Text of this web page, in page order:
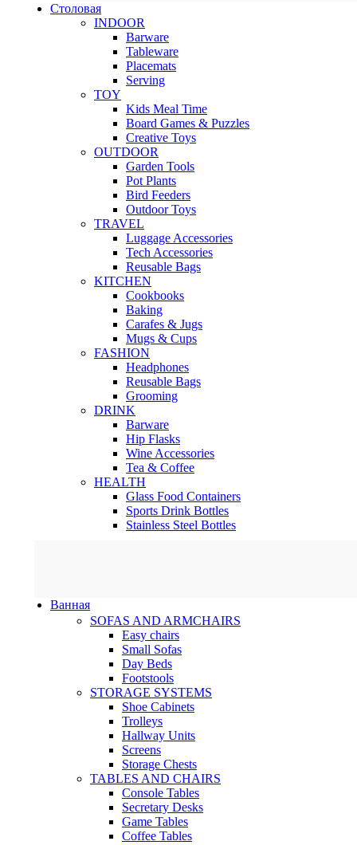
Столовая
INDOOR
Barware
Tableware
Placemats
Serving
TOY
Kids Meal Time
Board Games & Puzzles
Creative Toys
OUTDOOR
Garden Tools
Pot Plants
Bird Feeders
Outdoor Toys
TRAVEL
Luggage Accessories
Tech Accessories
Reusable Bags
KITCHEN
Cookbooks
Baking
Carafes & Jugs
Mugs & Cups
FASHION
Headphones
Reusable Bags
Grooming
DRINK
Barware
Hip Flasks
Wine Accessories
Tea & Coffee
HEALTH
Glass Food Containers
Sports Drink Bottles
Stainless Steel Bottles
Ванная
SOFAS AND ARMCHAIRS
Easy chairs
Small Sofas
Day Beds
Footstools
STORAGE SYSTEMS
Shoe Cabinets
Trolleys
Hallway Units
Screens
Storage Chests
TABLES AND CHAIRS
Console Tables
Secretary Desks
Game Tables
Coffee Tables